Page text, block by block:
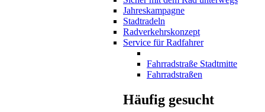
Jahreskampagne
Stadtradeln
Radverkehrskonzept
Service für Radfahrer
Fahrradstraße Stadtmitte
Fahrradstraßen
Häufig gesucht